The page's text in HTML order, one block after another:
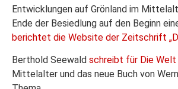
Entwicklungen auf Grönland im
Ende der Besiedlung auf den Beginn
berichtet die Website der Zeitschrift
Berthold Seewald schreibt für Die Welt
Mittelalter und das neue Buch von